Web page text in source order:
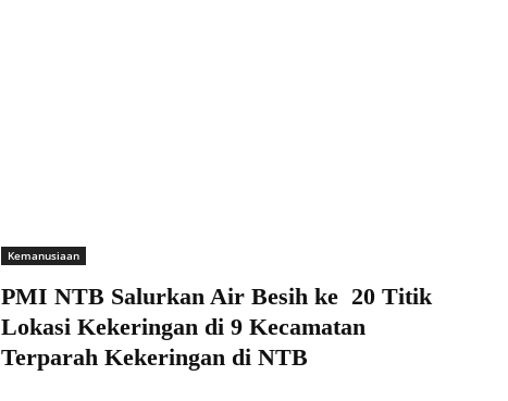
Kemanusiaan
PMI NTB Salurkan Air Besih ke 20 Titik
Lokasi Kekeringan di 9 Kecamatan
Terparah Kekeringan di NTB